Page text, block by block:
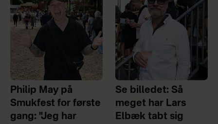
Philip May på
Smukfest for første
gang: "Jeg har
Se billedet: Så
meget har Lars
Elbæk tabt sig